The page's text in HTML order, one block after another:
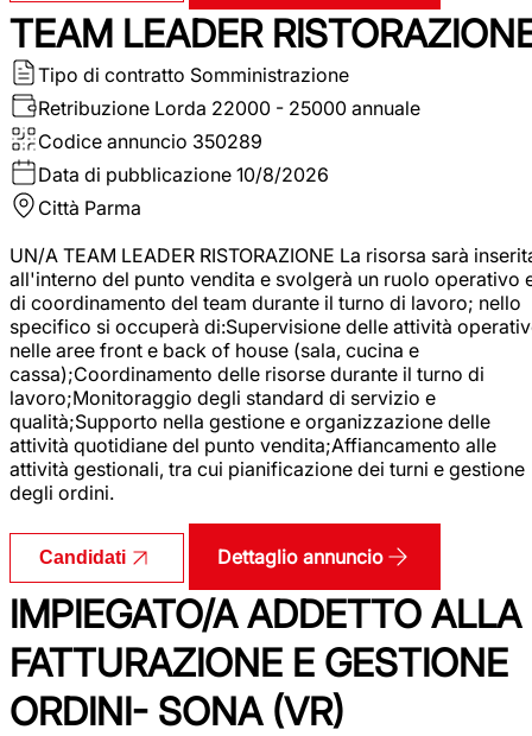
TEAM LEADER
Tipo di contratto Somministrazione
Retribuzione Lorda 22000 - 25000 annuale
Codice annuncio 350289
Data di pubblicazione 10/8/2026
Città Parma
UN/A TEAM LEADER RISTORAZIONE La risorsa sarà
all'interno del punto vendita e svolgerà un ruolo operativo
di coordinamento del team durante il turno di lavoro; nello
specifico si occuperà di:Supervisione delle attività
nelle aree front e back of house (sala, cucina e
cassa);Coordinamento delle risorse durante il turno di
lavoro;Monitoraggio degli standard di servizio e
qualità;Supporto nella gestione e organizzazione delle
attività quotidiane del punto vendita;Affiancamento alle
attività gestionali, tra cui pianificazione dei turni e gestione
degli ordini.
Candidati Dettaglio annuncio
IMPIEGATO/A ADDETTO ALLA
FATTURAZIONE E GESTIONE
ORDINI- SONA (VR)